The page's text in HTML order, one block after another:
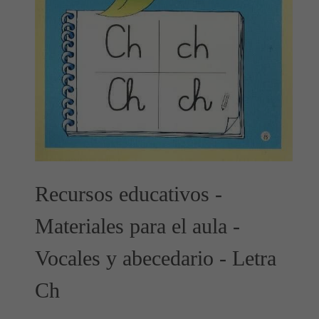
Recursos educativos -
Materiales para el aula -
Vocales y abecedario - Letra
Ch